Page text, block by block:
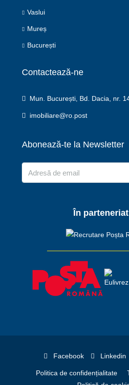
Vaslui
Mureș
București
Contactează-ne
Mun. București, Bd. Dacia, nr.
imobiliare@ro.post
Abonează-te la Newsletter
În
Facebook Linkedin
Politica de confidențialitate